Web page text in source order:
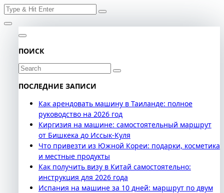
Skip
to
content
Search
ПОИСК
Search
ПОСЛЕДНИЕ ЗАПИСИ
Как арендовать машину в Таиланде: полное
руководство на 2026 год
Киргизия на машине: самостоятельный маршрут
от Бишкека до Иссык-Куля
Что привезти из Южной Кореи: подарки, косметика
и местные продукты
Как получить визу в Китай самостоятельно:
инструкция для 2026 года
Испания на машине за 10 дней: маршрут по двум